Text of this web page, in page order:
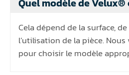
Cela dépend de la surface,
l’utilisation de la pièce.
pour choisir le modèle